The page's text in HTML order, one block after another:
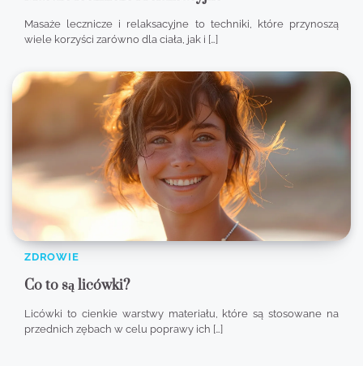
Masaże lecznicze i relaksacyjne to techniki, które przynoszą
wiele korzyści zarówno dla ciała, jak i […]
ZDROWIE
Co to są licówki?
Licówki to cienkie warstwy materiału, które są stosowane na
przednich zębach w celu poprawy ich […]